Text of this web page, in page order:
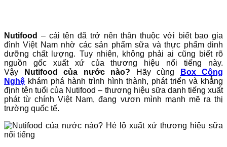
Nutifood – cái tên đã trở nên thân thuộc với biết bao gia
đình Việt Nam nhờ các sản phẩm sữa và thực phẩm dinh
dưỡng chất lượng. Tuy nhiên, không phải ai cũng biết rõ
nguồn gốc xuất xứ của thương hiệu nổi tiếng này.
Vậy
Nutifood của nước nào? Hãy cùng
Box Công
Nghệ khám phá hành trình hình thành, phát triển và khẳng
định tên tuổi của Nutifood – thương hiệu sữa danh tiếng xuất
phát từ chính Việt Nam, đang vươn mình mạnh mẽ ra thị
trường quốc tế.